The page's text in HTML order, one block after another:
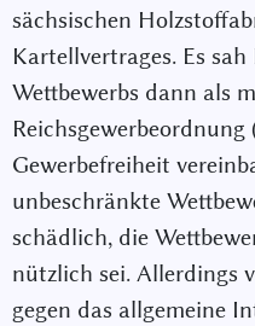
sächsischen
Kartellvertrages. Es
Wettbewerbs dann als
Reichsgewerbeordnung
Gewerbefreiheit
unbeschränkte
schädlich, die
nützlich sei. Allerdings
gegen das allgemeine